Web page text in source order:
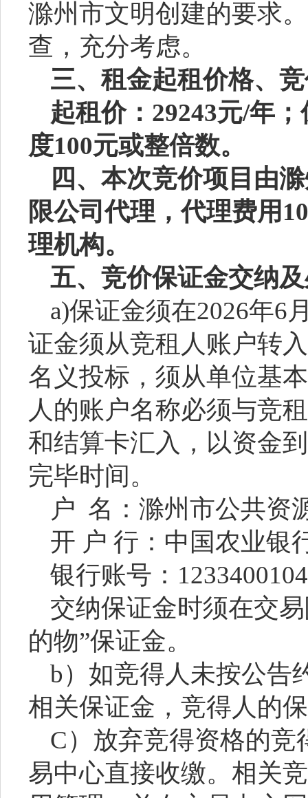
滁州市文明创建的要求
查，充分考虑。
三、租金起租价格、
起租价： 29243元/年
度100元或整倍数。
四、本次竞价项目由
限公司代理，代理费用 1
理机构。
五、竞价保证金交纳
a)保证金须在2026年6
证金须从竞租人账户转
名义投标，须从单位基
人的账户名称必须与竞
和结算卡汇入，以资金
完毕时间。
户 名：滁州市公共资
开 户 行：中国农业银
银行账号：
交纳保证金时须在交
的物”保证金。
b）如竞得人未按公告
相关保证金，竞得人的
C）放弃竞得资格的
易中心直接收缴。相关